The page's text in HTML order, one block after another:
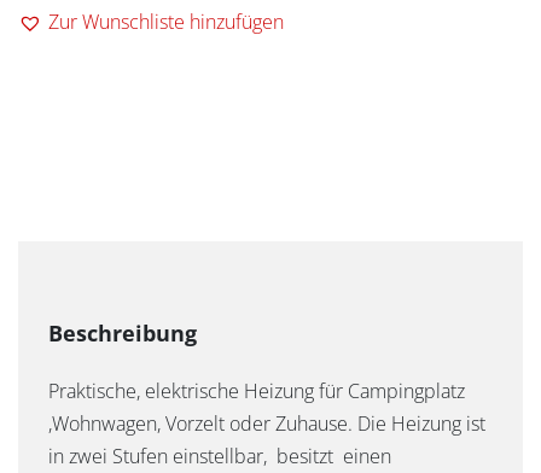
Zur Wunschliste hinzufügen
Praktische, elektrische Heizung für Campingplatz
,Wohnwagen, Vorzelt oder Zuhause. Die Heizung ist
in zwei Stufen einstellbar, besitzt einen